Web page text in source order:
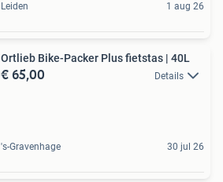
Leiden 1 aug 26
Ortlieb Bike-Packer Plus fietstas | 40L
€ 65,00 Details
's-Gravenhage 30 jul 26